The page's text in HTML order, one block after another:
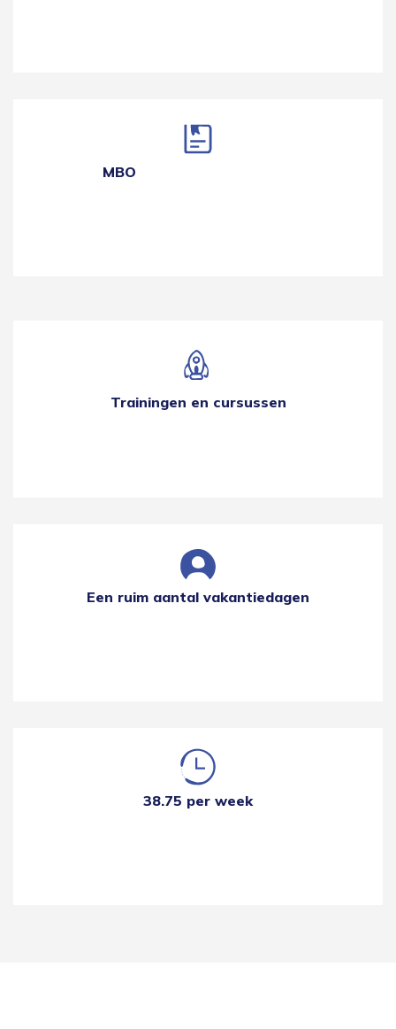
MBO
Trainingen en cursussen
Een ruim aantal vakantiedagen
38.75 per week